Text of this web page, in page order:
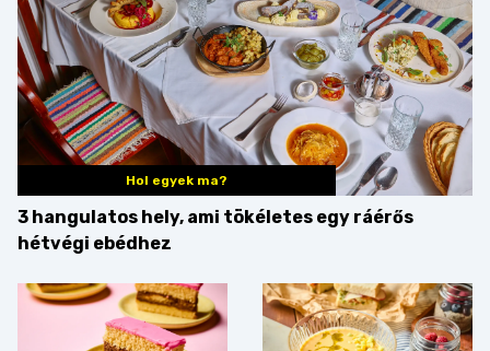
Hol egyek ma?
3 hangulatos hely, ami tökéletes egy ráérős
hétvégi ebédhez